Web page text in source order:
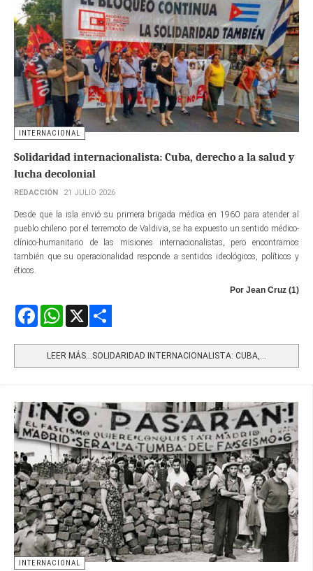
INTERNACIONAL
Solidaridad internacionalista: Cuba, derecho a la salud y
lucha decolonial
REDACCIÓN 21 JULIO 2026
Desde que la isla envió su primera brigada médica en 1960 para atender al
pueblo chileno por el terremoto de Valdivia, se ha expuesto un sentido médico-
clínico-humanitario de las misiones internacionalistas, pero encontramos
también que su operacionalidad responde a sentidos ideológicos, políticos y
éticos.
Por Jean Cruz (1)
FacebookWhatsApp
LEER MÁS…SOLIDARIDAD INTERNACIONALISTA: CUBA,...
INTERNACIONAL